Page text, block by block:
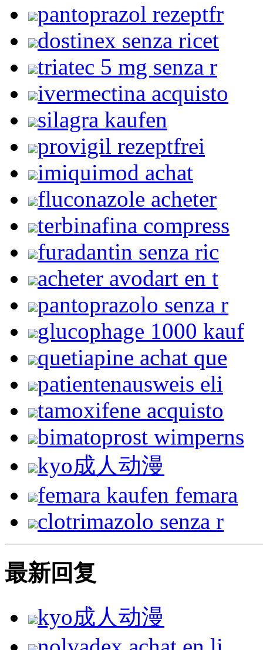
pantoprazol rezeptfr
dostinex senza ricet
triatec 5 mg senza r
ivermectina acquisto
silagra kaufen
provigil rezeptfrei
imiquimod achat
fluconazole acheter
terbinafina compress
furadantin senza ric
acheter avodart en t
pantoprazolo senza r
glucophage 1000 kauf
quetiapine achat que
patientenausweis eli
tamoxifene acquisto
bimatoprost wimperns
kyo成人动漫
femara kaufen femara
clotrimazolo senza r
最新回复
kyo成人动漫